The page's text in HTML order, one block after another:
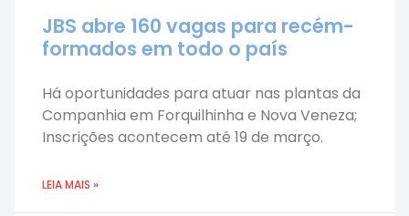
JBS abre 160 vagas para recém-
formados em todo o país
Há oportunidades para atuar nas plantas da
Companhia em Forquilhinha e Nova Veneza;
Inscrições acontecem até 19 de março.
LEIA MAIS »